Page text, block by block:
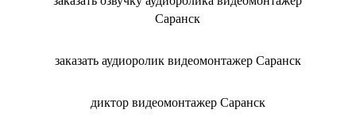
Саранск
заказать аудиоролик видеомонтажер Саранск
диктор видеомонтажер Саранск